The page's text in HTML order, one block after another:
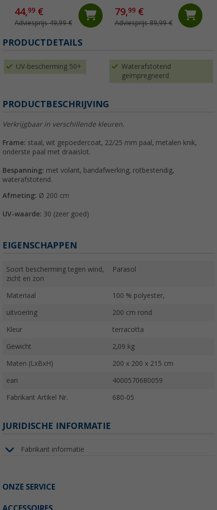
44,99 €
Adviesprijs 49,99 €
79,99€
Adviesprijs 89,99 €
PRODUCTDETAILS
UV-bescherming 50+
Waterafstotend
geïmpregneerd
PRODUCTBESCHRIJVING
Verkrijgbaar in verschillende kleuren.
Frame: staal, wit gepoedercoat, 22/25 mm paal, metalen knik,
onderste paal met draaislot.
Bespanning: met volant, bandafwerking, rotbestendig,
waterafstotend.
Afmeting: Ø 200 cm
UV-waarde: 30 (zeer goed)
EIGENSCHAPPEN
Soort bescherming tegen wind,
zicht en zon
Parasol
Materiaal 100 % polyester,
uitvoering 200 cm rond
Kleur terracotta
Gewicht 2,09 kg
Maten (LxBxH) 200 x 200 x 215 cm
ean 4000570680059
Fabrikant Artikel Nr. 680-05
JURIDISCHE INFORMATIE
Fabrikant informatie
ONZE SERVICE